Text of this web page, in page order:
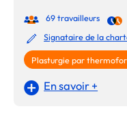
69 travailleurs
Signataire de la
Plasturgie par
En savoir +